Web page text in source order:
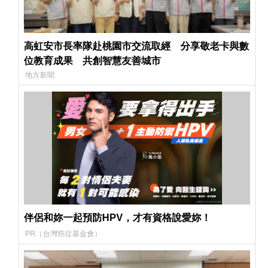
高虹安市長率隊赴桃園市交流取經 分享敬老卡與數
位教育成果 共創智慧友善城市
地方新聞
伴侶和妳一起預防HPV，才有資格說愛妳！
PR（台灣癌症基金會）